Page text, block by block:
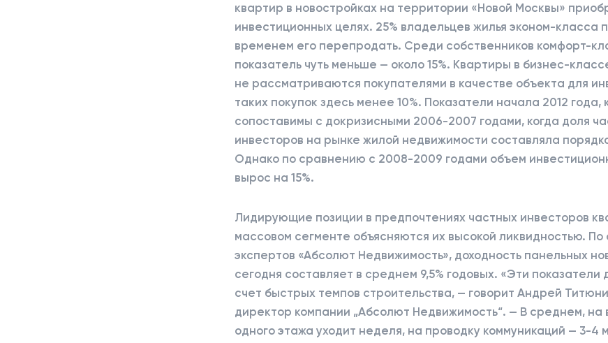
квартир в новостройках на территории «Новой Москвы»
инвестиционных целях. 25% владельцев жилья эконом-класса
временем его перепродать. Среди собственников комфорт-
показатель чуть меньше — около 15%. Квартиры в бизнес-
не рассматриваются покупателями в качестве объекта для
таких покупок здесь менее 10%. Показатели начала 2012 года,
сопоставимы с докризисными 2006-2007 годами, когда доля
инвесторов на рынке жилой недвижимости составляла
Однако по сравнению с 2008-2009 годами объем
вырос на 15%.
Лидирующие позиции в предпочтениях частных инвесторов
массовом сегменте объясняются их высокой ликвидностью. По
экспертов «Абсолют Недвижимость», доходность панельных
сегодня составляет в среднем 9,5% годовых. «Эти показатели
счет быстрых темпов строительства, — говорит Андрей
директор компании „Абсолют Недвижимость“. — В среднем, на
одного этажа уходит неделя, на проводку коммуникаций — 3-4